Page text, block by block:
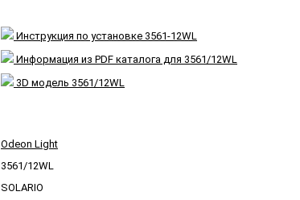
Инструкция по установке 3561-12WL
Информация из PDF каталога для 3561/12WL
3D модель 3561/12WL
Odeon Light
3561/12WL
SOLARIO